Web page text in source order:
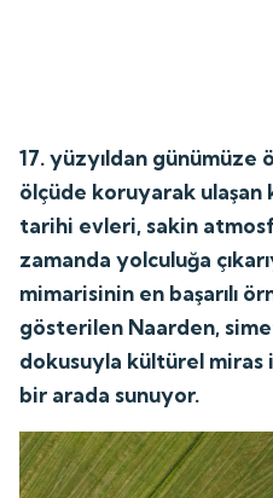
17. yüzyıldan günümüze
ölçüde koruyarak ulaşan
tarihi evleri, sakin
zamanda yolculuğa
mimarisinin en başarılı
gösterilen Naarden,
dokusuyla kültürel miras
bir arada sunuyor.